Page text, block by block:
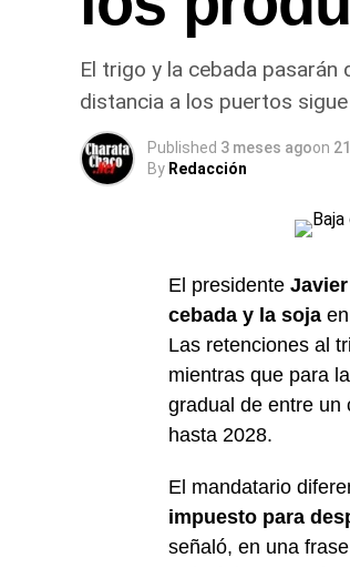
El trigo y la cebada pasarán
distancia a los puertos
Published 3 meses agoon
By Redacción
El presidente
cebada y la soja
Las retenciones al
mientras que para la
gradual de entre un
hasta 2028.
El mandatario
impuesto para
señaló, en una